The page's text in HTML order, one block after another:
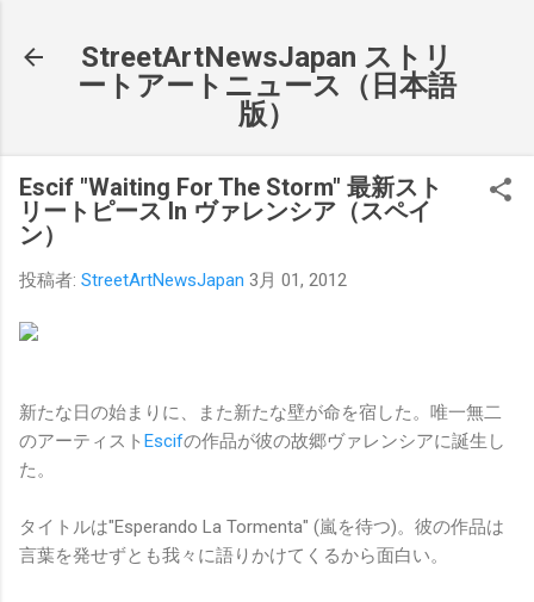
StreetArtNewsJapan ストリ
ートアートニュース（日本語
版）
Escif "Waiting For The Storm" 最新スト
リートピース In ヴァレンシア（スペイ
ン）
投稿者: StreetArtNewsJapan 3月 01, 2012
新たな日の始まりに、また新たな壁が命を宿した。唯一無二
のアーティスト Escifの作品が彼の故郷ヴァレンシアに誕生し
た。
タイトルは"Esperando La Tormenta" (嵐を待つ)。彼の作品は
言葉を発せずとも我々に語りかけてくるから面白い。